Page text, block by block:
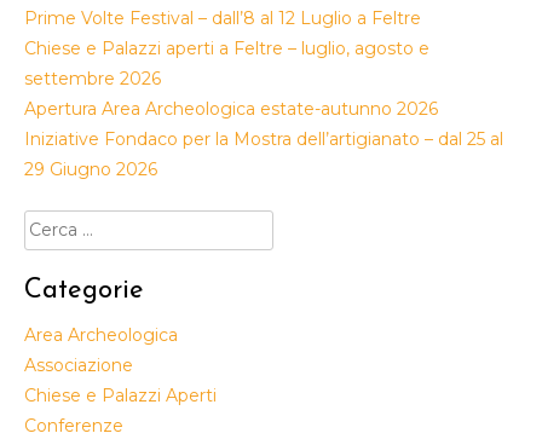
Prime Volte Festival – dall’8 al 12 Luglio a Feltre
Chiese e Palazzi aperti a Feltre – luglio, agosto e
settembre 2026
Apertura Area Archeologica estate-autunno 2026
Iniziative Fondaco per la Mostra dell’artigianato – dal 25 al
29 Giugno 2026
Ricerca
per:
Categorie
Area Archeologica
Associazione
Chiese e Palazzi Aperti
Conferenze